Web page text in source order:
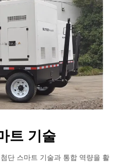
트 기술
단 스마트 기술과 통합 역량을 활